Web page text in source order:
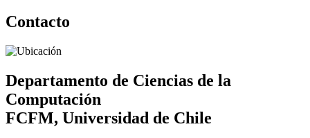
Contacto
Departamento de Ciencias de la
Computación
FCFM, Universidad de Chile